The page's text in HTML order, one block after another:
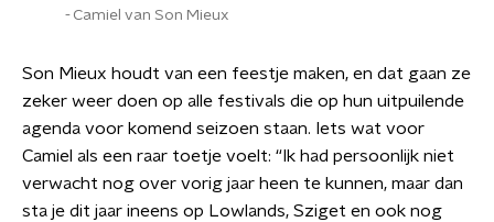
Camiel van Son Mieux
Son Mieux houdt van een feestje maken, en dat gaan ze
zeker weer doen op alle festivals die op hun uitpuilende
agenda voor komend seizoen staan. Iets wat voor
Camiel als een raar toetje voelt: “Ik had persoonlijk niet
verwacht nog over vorig jaar heen te kunnen, maar dan
sta je dit jaar ineens op Lowlands, Sziget en ook nog